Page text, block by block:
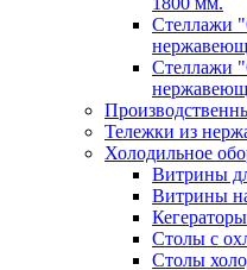
Стеллажи
Стеллажи
Тележки из
Холодильное
Витрины
Витрины
Кегераторы
Столы с
Столы